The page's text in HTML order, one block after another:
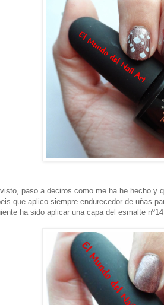
paso a deciros como me ha he hecho y
que aplico siempre endurecedor de uñas
ha sido aplicar una capa del esmalte